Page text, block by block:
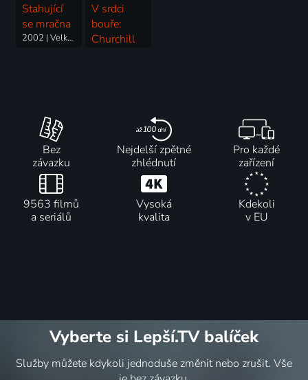
Stahující
se mračna
2002 | Velká Británie, USA | Drama, Historický
V srdci
bouře:
Churchill
Bez
závazku
Nejdelší zpětné
zhlédnutí
Pro každé
zařízení
9563 filmů
a seriálů
Vysoká
kvalita
Kdekoli
v EU
Vyberte si Lepší.TV balíček
Služby můžete kdykoli jednoduše změnit nebo zrušit. Vše